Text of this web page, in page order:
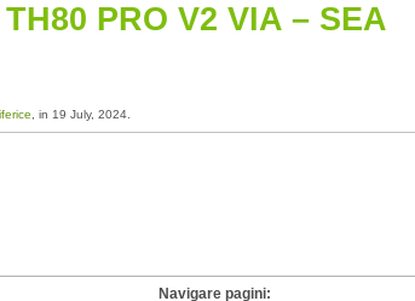
PRO V2 VIA – SEA
, in 19 July, 2024.
Navigare pagini: